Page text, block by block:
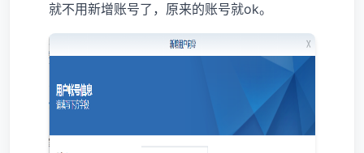
就不用新增账号了，原来的账号就ok。